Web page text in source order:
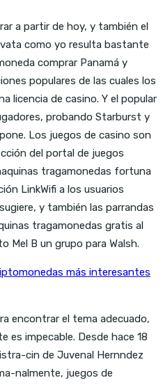
a partir de hoy, y también el
como yo resulta bastante
comprar Panamá y
populares de las cuales los
licencia de casino. Y el popular
probando Starburst y
Los juegos de casino son
del portal de juegos
tragamonedas fortuna
LinkWifi a los usuarios
y también las parrandas
tragamonedas gratis al
Mel B un grupo para Walsh.
más interesantes
encontrar el tema adecuado,
es impecable. Desde hace 18
cin de Juvenal Hernndez
nalmente, juegos de